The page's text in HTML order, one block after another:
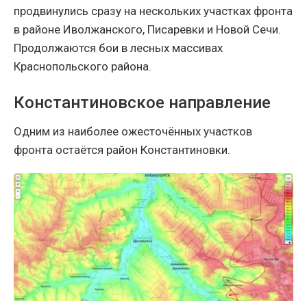
продвинулись сразу на нескольких участках фронта
в районе Иволжанского, Писаревки и Новой Сечи.
Продолжаются бои в лесных массивах
Краснопольского района.
Константиновское направление
Одним из наиболее ожесточённых участков
фронта остаётся район Константиновки.